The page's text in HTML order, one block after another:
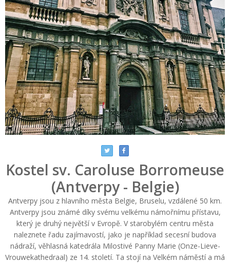
Kostel sv. Caroluse Borromeuse
(Antverpy - Belgie)
Antverpy jsou z hlavního města Belgie, Bruselu, vzdálené 50 km.
Antverpy jsou známé díky svému velkému námořnímu přístavu,
který je druhý největší v Evropě. V starobylém centru města
naleznete řadu zajímavostí, jako je například secesní budova
nádraží, věhlasná katedrála Milostivé Panny Marie (Onze-Lieve-
Vrouwekathedraal) ze 14. století. Ta stojí na Velkém náměstí a má